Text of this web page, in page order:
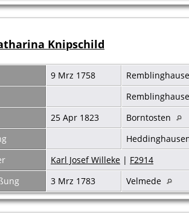
Knipschild
9 Mrz 1758
25 Apr 1823
Borntosten
Karl Josef Willeke | F2914
3 Mrz 1783 Velmede